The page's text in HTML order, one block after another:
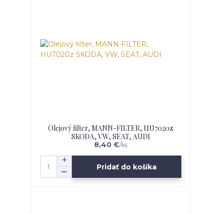
Olejový filter, MANN-FILTER, HU7020z
SKODA, VW, SEAT, AUDI
8,40 €/ks
Pridať do košíka